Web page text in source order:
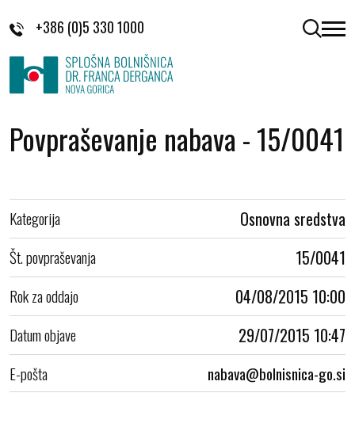
+386 (0)5 330 1000 odpri
Povpraševanje nabava - 15/0041
Kategorija Osnovna sredstva
Št. povpraševanja 15/0041
Rok za oddajo 04/08/2015 10:00
Datum objave 29/07/2015 10:47
E-pošta